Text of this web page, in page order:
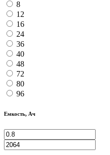
8
12
16
24
36
40
48
72
80
96
Емкость, Ач